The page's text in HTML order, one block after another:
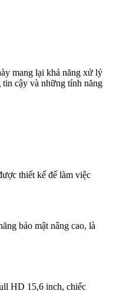
mang lại khả năng xử lý
cậy và những tính năng
thiết kế để làm việc
bảo mật nâng cao, là
HD 15,6 inch, chiếc